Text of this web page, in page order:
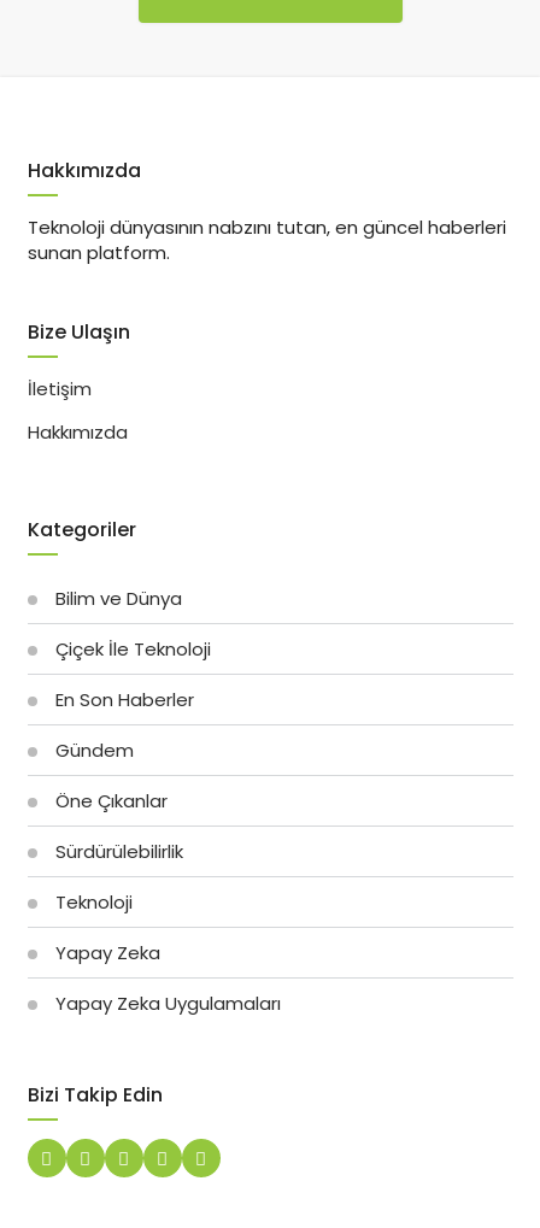
Hakkımızda
Teknoloji dünyasının nabzını tutan, en güncel haberleri
sunan platform.
Bize Ulaşın
İletişim
Hakkımızda
Kategoriler
Bilim ve Dünya
Çiçek İle Teknoloji
En Son Haberler
Gündem
Öne Çıkanlar
Sürdürülebilirlik
Teknoloji
Yapay Zeka
Yapay Zeka Uygulamaları
Bizi Takip Edin